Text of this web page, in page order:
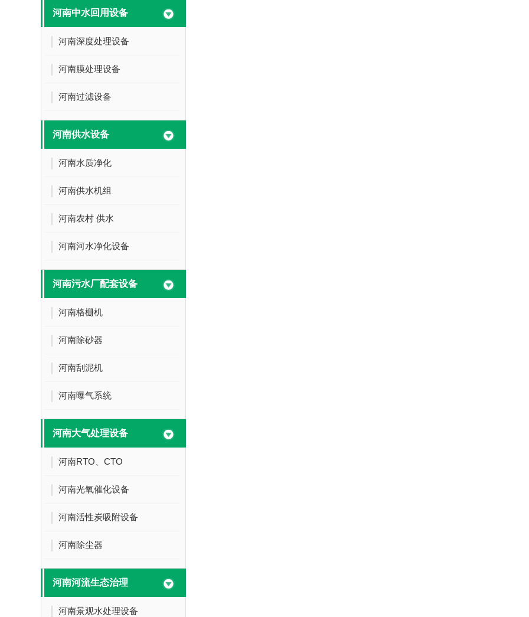
河南中水回用设备
河南深度处理设备
河南膜处理设备
河南过滤设备
河南供水设备
河南水质净化
河南供水机组
河南农村 供水
河南河水净化设备
河南污水厂配套设备
河南格栅机
河南除砂器
河南刮泥机
河南曝气系统
河南大气处理设备
河南RTO、CTO
河南光氧催化设备
河南活性炭吸附设备
河南除尘器
河南河流生态治理
河南景观水处理设备